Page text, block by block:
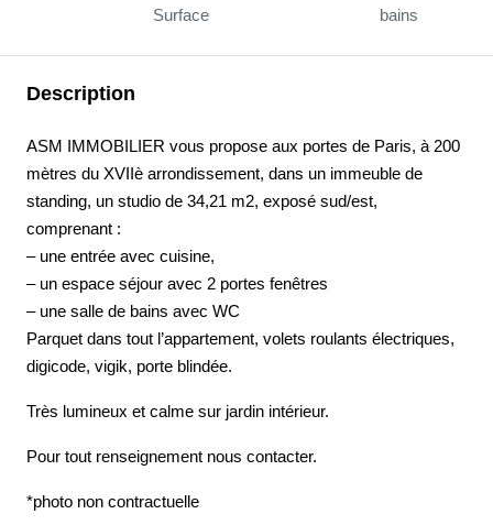
Surface
bains
Description
ASM IMMOBILIER vous propose aux portes de Paris, à 200
mètres du XVIIè arrondissement, dans un immeuble de
standing, un studio de 34,21 m2, exposé sud/est,
comprenant :
– une entrée avec cuisine,
– un espace séjour avec 2 portes fenêtres
– une salle de bains avec WC
Parquet dans tout l’appartement, volets roulants électriques,
digicode, vigik, porte blindée.
Très lumineux et calme sur jardin intérieur.
Pour tout renseignement nous contacter.
*photo non contractuelle